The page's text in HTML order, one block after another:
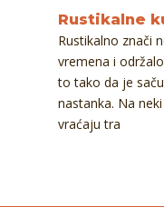
Rustikalne
Rustikalno znači
vremena i
to tako da je
nastanka. Na
vraćaju tra